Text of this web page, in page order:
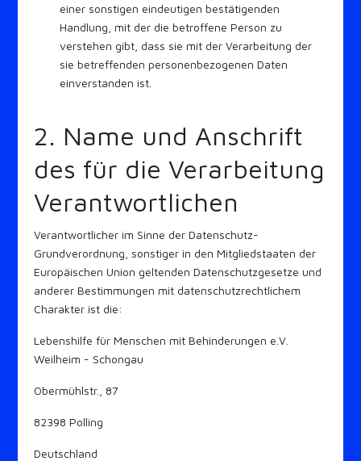
einer sonstigen eindeutigen bestätigenden
Handlung, mit der die betroffene Person zu
verstehen gibt, dass sie mit der Verarbeitung der
sie betreffenden personenbezogenen Daten
einverstanden ist.
2. Name und Anschrift
des für die Verarbeitung
Verantwortlichen
Verantwortlicher im Sinne der Datenschutz-
Grundverordnung, sonstiger in den Mitgliedstaaten der
Europäischen Union geltenden Datenschutzgesetze und
anderer Bestimmungen mit datenschutzrechtlichem
Charakter ist die:
Lebenshilfe für Menschen mit Behinderungen e.V.
Weilheim - Schongau
Obermühlstr., 87
82398 Polling
Deutschland